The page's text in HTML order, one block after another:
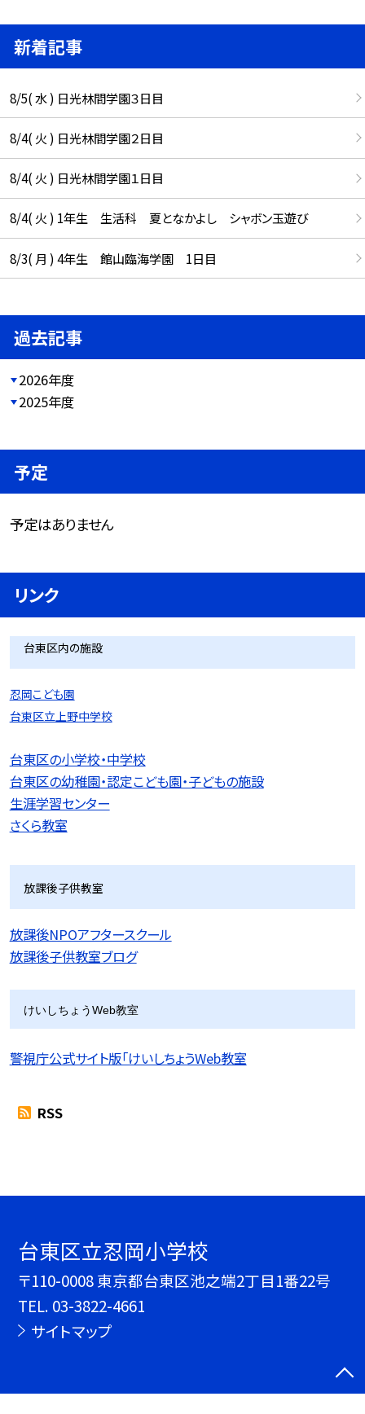
新着記事
8/5( 水 ) 日光林間学園３日目
8/4( 火 ) 日光林間学園２日目
8/4( 火 ) 日光林間学園１日目
8/4( 火 ) 1年生 生活科 夏となかよし シャボン玉遊び
8/3( 月 ) 4年生 館山臨海学園 1日目
過去記事
2026年度
2025年度
予定
予定はありません
リンク
台東区内の施設
忍岡こども園
台東区立上野中学校
台東区の小学校・中学校
台東区の幼稚園・認定こども園・子どもの施設
生涯学習センター
さくら教室
放課後子供教室
放課後NPOアフタースクール
放課後子供教室ブログ
けいしちょうWeb教室
警視庁公式サイト版「けいしちょうWeb教室
RSS
台東区立忍岡小学校
〒110-0008 東京都台東区池之端2丁目1番22号
TEL. 03-3822-4661
サイトマップ